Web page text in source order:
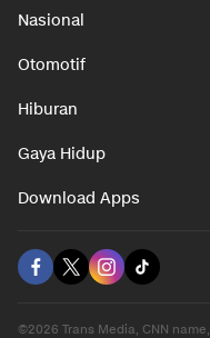
Nasional
Otomotif
Hiburan
Gaya Hidup
Download Apps
©2026 Trans Media, CNN